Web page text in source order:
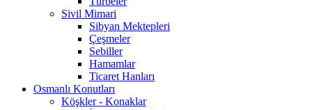
Sivil Mimari
Sibyan Mektepleri
Çeşmeler
Sebiller
Hamamlar
Ticaret Hanları
Osmanlı Konutları
Köşkler - Konaklar